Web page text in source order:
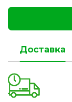
Доставка